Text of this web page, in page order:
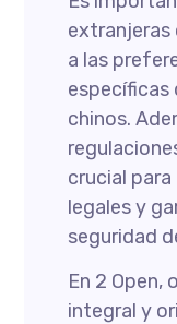
extranjeras
a las
específicas
chinos.
crucial
legales y
seguridad
En 2
integral y